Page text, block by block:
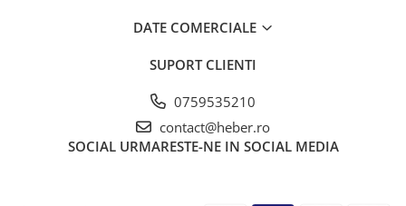
DATE COMERCIALE
SUPORT CLIENTI
0759535210
contact@heber.ro
SOCIAL URMARESTE-NE IN SOCIAL MEDIA